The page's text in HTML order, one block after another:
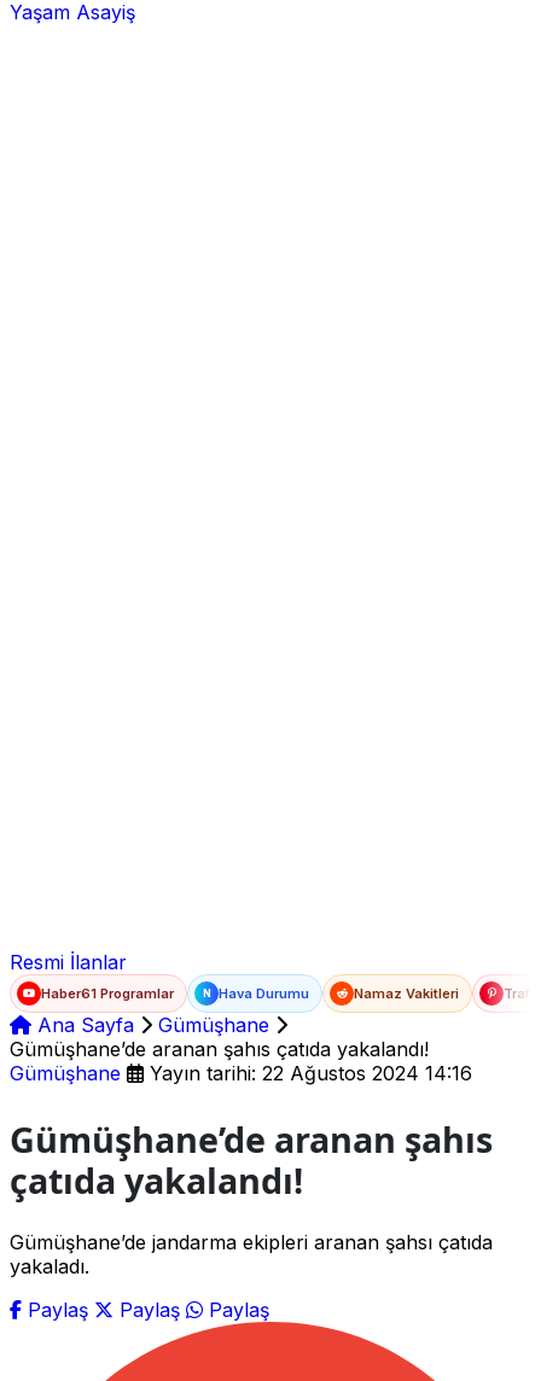
Yaşam Asayiş
Resmi İlanlar
Haber61 Programlar N Hava Durumu Namaz Vakitleri
Ana Sayfa
Gümüşhane
Gümüşhane’de aranan şahıs çatıda yakalandı!
Gümüşhane
Yayın tarihi: 22 Ağustos 2024 14:16
Gümüşhane’de aranan şahıs
çatıda yakalandı!
Gümüşhane’de jandarma ekipleri aranan şahsı çatıda
yakaladı.
Paylaş
Paylaş Paylaş